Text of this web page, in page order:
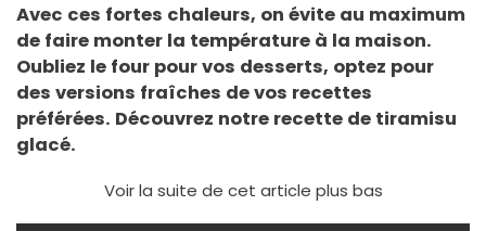
Avec ces fortes chaleurs, on évite au maximum
de faire monter la température à la maison.
Oubliez le four pour vos desserts, optez pour
des versions fraîches de vos recettes
préférées. Découvrez notre recette de tiramisu
glacé.
Voir la suite de cet article plus bas